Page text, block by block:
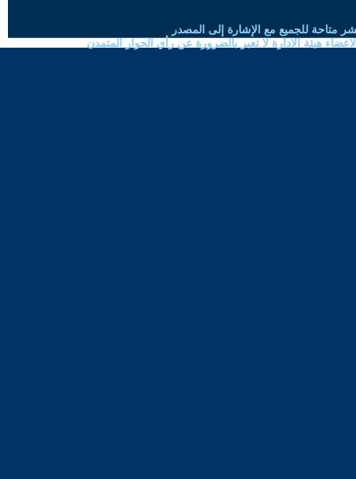
متاحة للجميع مع الإشارة إلى المصدر
هيئة الادارة لا تعبر بالضرورة عن رأي الحوار المتمدن